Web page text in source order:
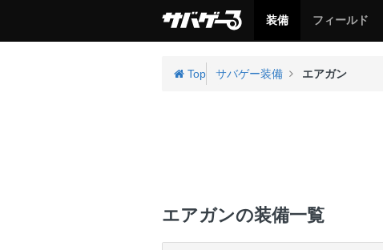
サ
ー
装備
サ
ー
フィールド
Top サバゲー装備 エアガン
エアガンの装備一覧